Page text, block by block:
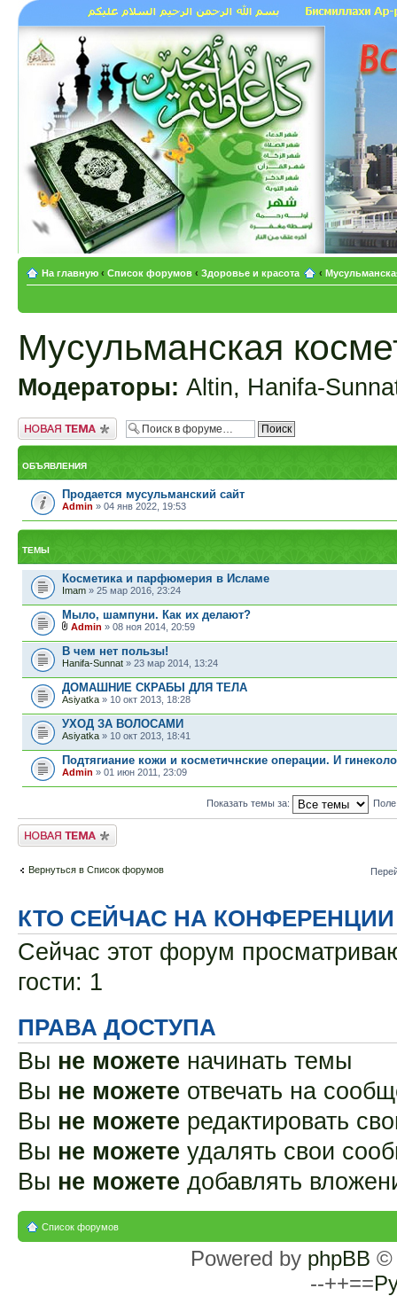
На главную ‹ Список форумов ‹ Здоровье и красота ‹
Мусульманская
Модераторы: Altin, Hanifa-
Новая тема
ОБЪЯВЛЕНИЯ
Продается мусульманский сайт
Admin » 04 янв 2022, 19:53
ТЕМЫ
Косметика и парфюмерия в Исламе
Imam » 25 мар 2016, 23:24
Мыло, шампуни. Как их делают?
Admin » 08 ноя 2014, 20:59
В чем нет пользы!
Hanifa-Sunnat » 23 мар 2014, 13:24
ДОМАШНИЕ СКРАБЫ ДЛЯ ТЕЛА
Asiyatka » 10 окт 2013, 18:28
УХОД ЗА ВОЛОСАМИ
Asiyatka » 10 окт 2013, 18:41
Подтягиание кожи и косметичнские операции. И
Admin » 01 июн 2011, 23:09
Показать темы за:
Новая тема
Вернуться в Список форумов
КТО СЕЙЧАС НА КОНФЕРЕНЦИИ
Сейчас этот форум
гости: 1
ПРАВА ДОСТУПА
Вы не можете начинать темы
Вы не можете отвечать на
Вы не можете редактировать
Вы не можете удалять свои
Вы не можете добавлять
Список форумов
Powered by phpBB ©
--++==